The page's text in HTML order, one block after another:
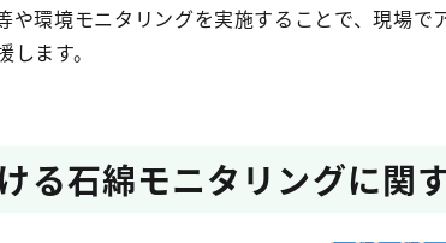
や環境モニタリングを実施することで、現場で
ます。
る石綿モニタリングに関